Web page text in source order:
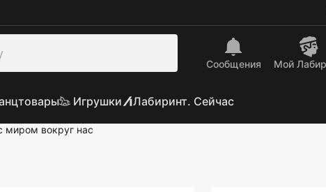
Сообщения Mой
Игрушки Лабиринт. Сейчас
миром вокруг нас